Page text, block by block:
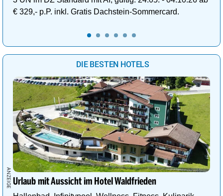
€ 329,- p.P. inkl. Gratis Dachstein-Sommercard.
DIE BESTEN HOTELS
Urlaub mit Aussicht im Hotel Waldfrieden